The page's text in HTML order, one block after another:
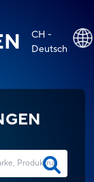
CH -
Deutsch